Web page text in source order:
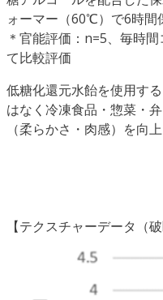
ォーマー（60℃）で6時間
＊官能評価：n=5、毎時
て比較評価
低糖化還元水飴を使用す
はなく冷凍食品・惣菜・
（柔らかさ・肉感）を向
【テクスチャーデータ（